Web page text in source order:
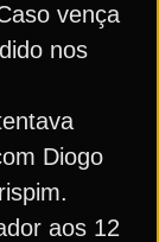
vença
nos
Diogo
aos 12